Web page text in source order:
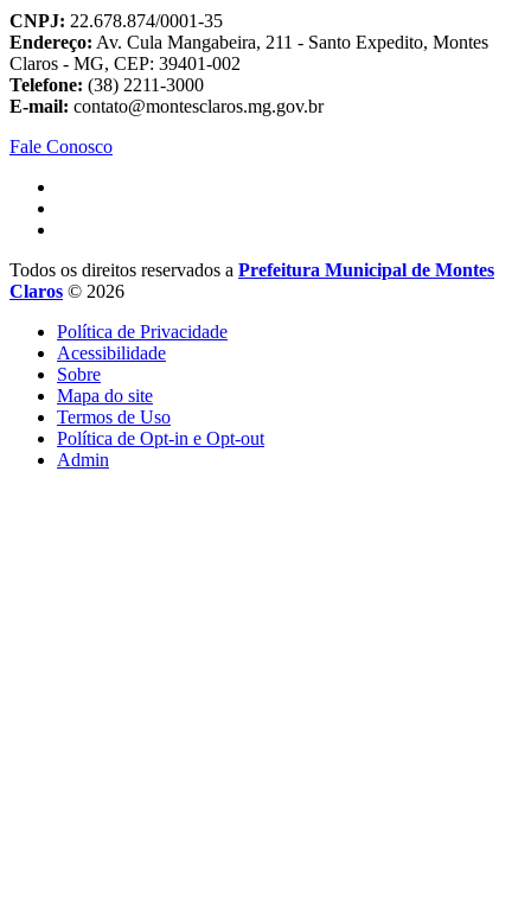
CNPJ: 22.678.874/0001-35
Endereço: Av. Cula Mangabeira, 211 - Santo Expedito, Montes
Claros - MG, CEP: 39401-002
Telefone: (38) 2211-3000
E-mail: contato@montesclaros.mg.gov.br
Fale Conosco
Todos os direitos reservados a Prefeitura Municipal de Montes
Claros © 2026
Política de Privacidade
Acessibilidade
Sobre
Mapa do site
Termos de Uso
Política de Opt-in e Opt-out
Admin